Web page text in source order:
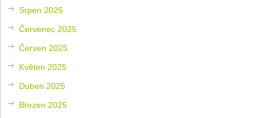
Srpen 2025
Červenec 2025
Červen 2025
Květen 2025
Duben 2025
Březen 2025